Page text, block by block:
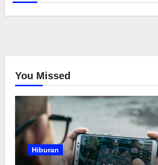
You Missed
Hiburan